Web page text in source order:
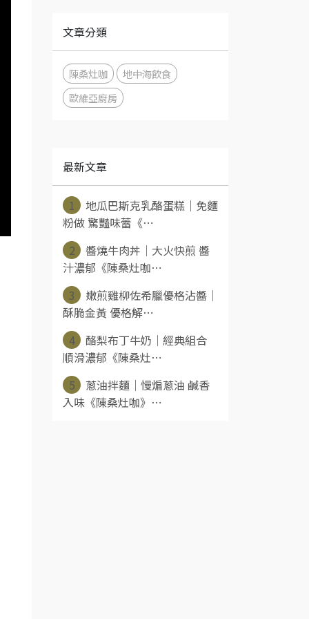
文章分類
陳桑灶咖
地中海飲食
歐維亞廚房
最新文章
1
地瓜巴斯克乳酪蛋糕｜免麵
粉做 驚豔味蕾《⋯
2
醬燒牛肉丼｜大火快煎 醬
汁濃郁《陳桑灶咖⋯
3
嫩煎雞柳佐希臘優格沾醬｜
酥脆金黃 優格解⋯
4
酪梨布丁牛奶｜經典組合
順滑濃郁《陳桑灶⋯
5
蔥油拌麵｜慢煸蔥油 鹹香
入味《陳桑灶咖》⋯